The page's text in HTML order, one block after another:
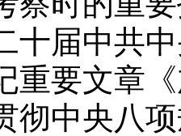
十届中共
重要文章
彻中央八